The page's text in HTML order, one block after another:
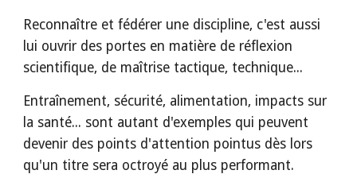
Reconnaître et fédérer une discipline, c'est aussi
lui ouvrir des portes en matière de réflexion
scientifique, de maîtrise tactique, technique...
Entraînement, sécurité, alimentation, impacts sur
la santé... sont autant d'exemples qui peuvent
devenir des points d'attention pointus dès lors
qu'un titre sera octroyé au plus performant.